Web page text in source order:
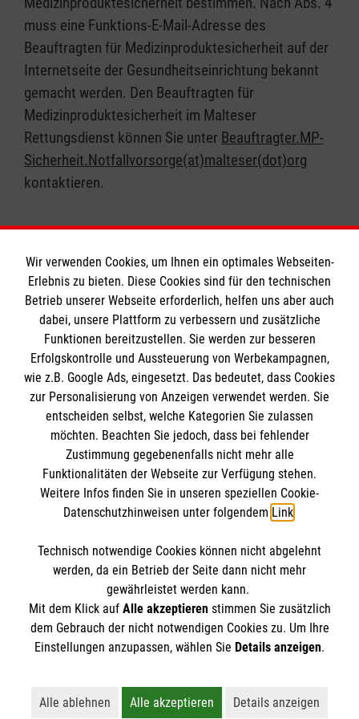
muss eine Funktions-E-Mail-Adresse des
Beauftragten für Medizinproduktesicherheit auf der
Internetseite der Gesundheitseinrichtung bekannt
gemacht werden. Den Beauftragten für
Medizinproduktesicherheit im Malteser
Rettungsdienst können Sie unter Beauftragter.MP-
Sicherheit.Notfallvorsorge(at)malteser(dot)org
kontaktieren.
Informationen
Impressum
Datenschutz
Kontakt
Barrierefreiheit
Die Malteser
Malteser in Deutschland
Malteserorden
Sharepoint
Spendenkonto
Bank: Pax-Bank eG
IBAN: DE92 3706 0120 1201 2188 09
BIC: GENODED1PA7
So finden Sie uns
Längenauer Str. 71A
95100 Selb
Der Malteser Hilfsdienst e.V. ist als eingetragene
Gewerbesteuer befreit.
Wir verwenden Cookies, um Ihnen ein optimales Webseiten-
Erlebnis zu bieten. Diese Cookies sind für den technischen
Betrieb unserer Webseite erforderlich, helfen uns aber auch
dabei, unsere Plattform zu verbessern und zusätzliche
Funktionen bereitzustellen. Sie werden zur besseren
Erfolgskontrolle und Aussteuerung von Werbekampagnen,
wie z.B. Google Ads, eingesetzt. Das bedeutet, dass Cookies
zur Personalisierung von Anzeigen verwendet werden. Sie
entscheiden selbst, welche Kategorien Sie zulassen
möchten. Beachten Sie jedoch, dass bei fehlender
Zustimmung gegebenenfalls nicht mehr alle
Funktionalitäten der Webseite zur Verfügung stehen.
Weitere Infos finden Sie in unseren speziellen Cookie-
Datenschutzhinweisen unter folgendem Link.
Technisch notwendige Cookies können nicht abgelehnt
werden, da ein Betrieb der Seite dann nicht mehr
gewährleistet werden kann.
Mit dem Klick auf Alle akzeptierenstimmen Sie zusätzlich
dem Gebrauch der nicht notwendigen Cookies zu. Um Ihre
Einstellungen anzupassen, wählen Sie Details anzeigen.
Alle ablehnen
Alle akzeptieren
Details anzeigen